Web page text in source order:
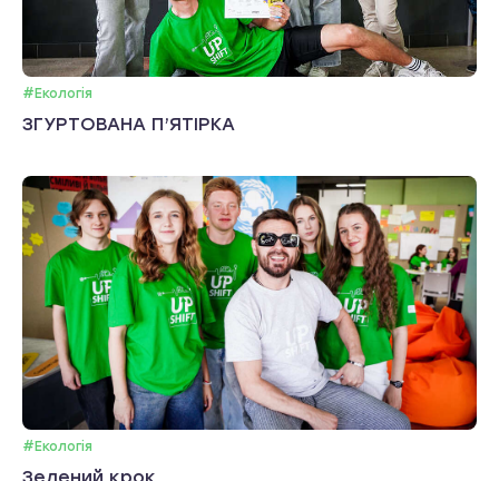
#Екологія
ЗГУРТОВАНА П’ЯТІРКА
#Екологія